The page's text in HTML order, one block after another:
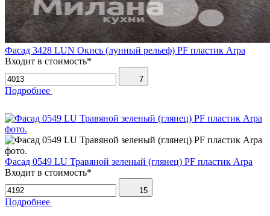
Фасад 3428 LUN Окись (лунный рельеф) PF пластик Arpa
Входит в стоимость*
7
Подробнее
Фасад 0549 LU Травяной зеленый (глянец) PF пластик Arpa
Входит в стоимость*
15
Подробнее